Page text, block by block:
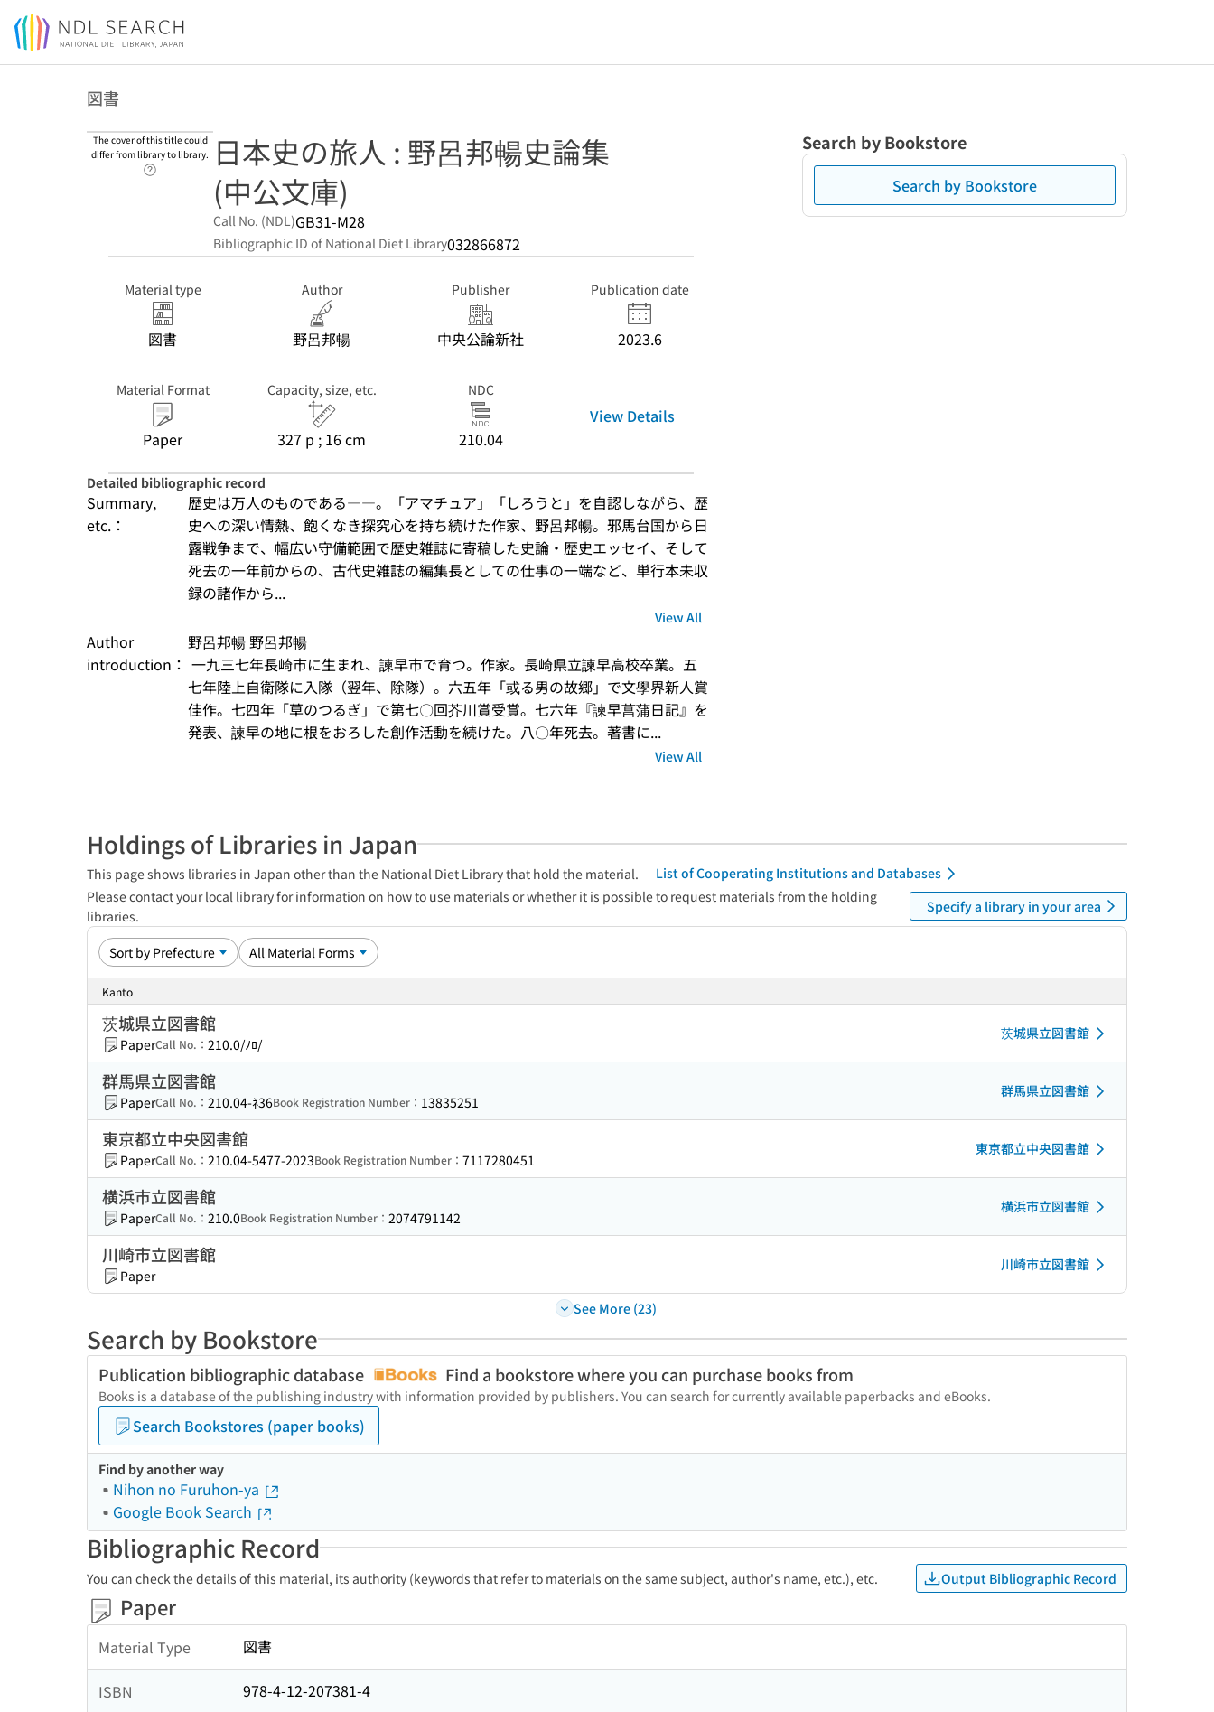
Jump to main content
図書
The cover of this title could
differ from library to library.
Link to Help Page日本史の旅人 : 野呂邦暢史論集
(中公文庫)
Call No. (NDL)GB31-M28
Bibliographic ID of National Diet Library032866872
Material type
図書
Author
野呂邦暢
Publisher
中央公論新社
Publication date
2023.6
Material Format
Paper
Capacity, size, etc.
327 p ; 16 cm
NDC
210.04
View Details
Detailed bibliographic record
Summary,
etc.：
歴史は万人のものである――。「アマチュア」「しろうと」を自認しながら、歴
史への深い情熱、飽くなき探究心を持ち続けた作家、野呂邦暢。邪馬台国から日
露戦争まで、幅広い守備範囲で歴史雑誌に寄稿した史論・歴史エッセイ、そして
死去の一年前からの、古代史雑誌の編集長としての仕事の一端など、単行本未収
録の諸作から...
View All
Author
introduction：
野呂邦暢 野呂邦暢
七年陸上自衛隊に入隊（翌年、除隊）。六五年「或る男の故郷」で文學界新人賞
佳作。七四年「草のつるぎ」で第七〇回芥川賞受賞。七六年『諫早菖蒲日記』を
発表、諫早の地に根をおろした創作活動を続けた。八〇年死去。著書に...
View All
Search by Bookstore
Search by Bookstore
Holdings of Libraries in Japan
This page shows libraries in Japan other than the National Diet Library that hold the material.
List of Cooperating Institutions and Databases
Please contact your local library for information on how to use materials or whether it is possible to request materials from the holding
libraries.
Specify a library in your area
Kanto
茨城県立図書館
PaperCall No.： 210.0/ﾉﾛ/
茨城県立図書館
群馬県立図書館
PaperCall No.： 210.04-ﾈ36Book Registration Number： 13835251
群馬県立図書館
東京都立中央図書館
PaperCall No.： 210.04-5477-2023Book Registration Number： 7117280451
東京都立中央図書館
横浜市立図書館
PaperCall No.： 210.0Book Registration Number： 2074791142
横浜市立図書館
川崎市立図書館
Paper
川崎市立図書館
See More (23)
Search by Bookstore
Publication bibliographic database Find a bookstore where you can purchase books from
Books is a database of the publishing industry with information provided by publishers. You can search for currently available paperbacks and eBooks.
Search Bookstores (paper books)
Find by another way
Nihon no Furuhon-ya
Google Book Search
Bibliographic Record
You can check the details of this material, its authority (keywords that refer to materials on the same subject, author's name, etc.), etc. Output Bibliographic Record
Paper
Material Type 図書
ISBN 978-4-12-207381-4